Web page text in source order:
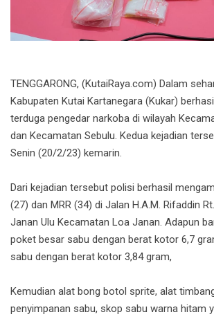
TENGGARONG, (KutaiRaya.com) Dalam
Kabupaten Kutai Kartanegara (Kukar)
terduga pengedar narkoba di wilayah
dan Kecamatan Sebulu. Kedua kejadian
Senin (20/2/23) kemarin.
Dari kejadian tersebut polisi berhasil
(27) dan MRR (34) di Jalan H.A.M. Rifaddin
Janan Ulu Kecamatan Loa Janan. Adapun
poket besar sabu dengan berat kotor 6,7
sabu dengan berat kotor 3,84 gram,
Kemudian alat bong botol sprite, alat
penyimpanan sabu, skop sabu warna hitam